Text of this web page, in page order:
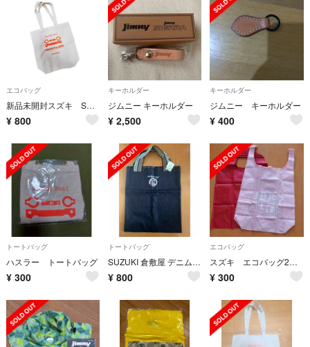
エコバッグ
新品未開封スズキ SUZUKI トートバッグ ハスラー エコバッグ レア
¥ 800
キーホルダー
ジムニー キーホルダー
¥ 2,500
キーホルダー
ジムニー キーホルダー
¥ 400
トートバッグ
ハスラー トートバッグ
¥ 300
トートバッグ
SUZUKI 倉敷屋 デニムトートバッグ
¥ 800
エコバッグ
スズキ エコバッグ2個セット
¥ 300